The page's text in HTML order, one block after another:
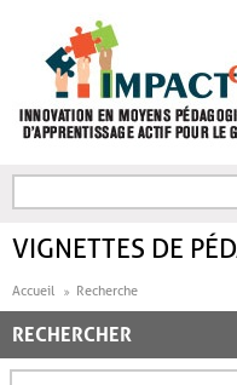
FORMULAIRE DE
VIGNETTES DE
Accueil Recherche
RECHERCHER